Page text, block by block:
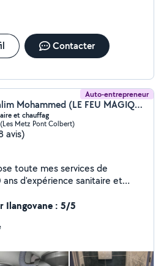
Contacter
Auto-entrepreneur
Zerriouh Salim Mohammed (LE FEU MAGIQUE SALIM)
et chauffag
Metz Pont Colbert)
avis)
toute mes services de
d'expérience sanitaire et
italienne, baignoire, WC....... -
-Débouchage de
GRATUIT
Ilangovane : 5/5